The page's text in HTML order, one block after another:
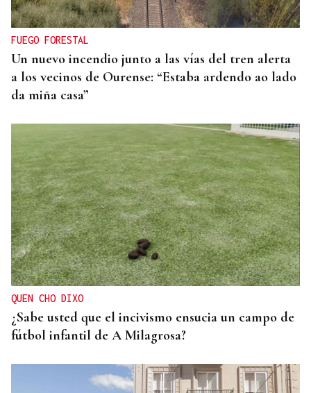
FUEGO FORESTAL
Un nuevo incendio junto a las vías del tren alerta
a los vecinos de Ourense: “Estaba ardendo ao lado
da miña casa”
QUEN CHO DIXO
¿Sabe usted que el incivismo ensucia un campo de
fútbol infantil de A Milagrosa?